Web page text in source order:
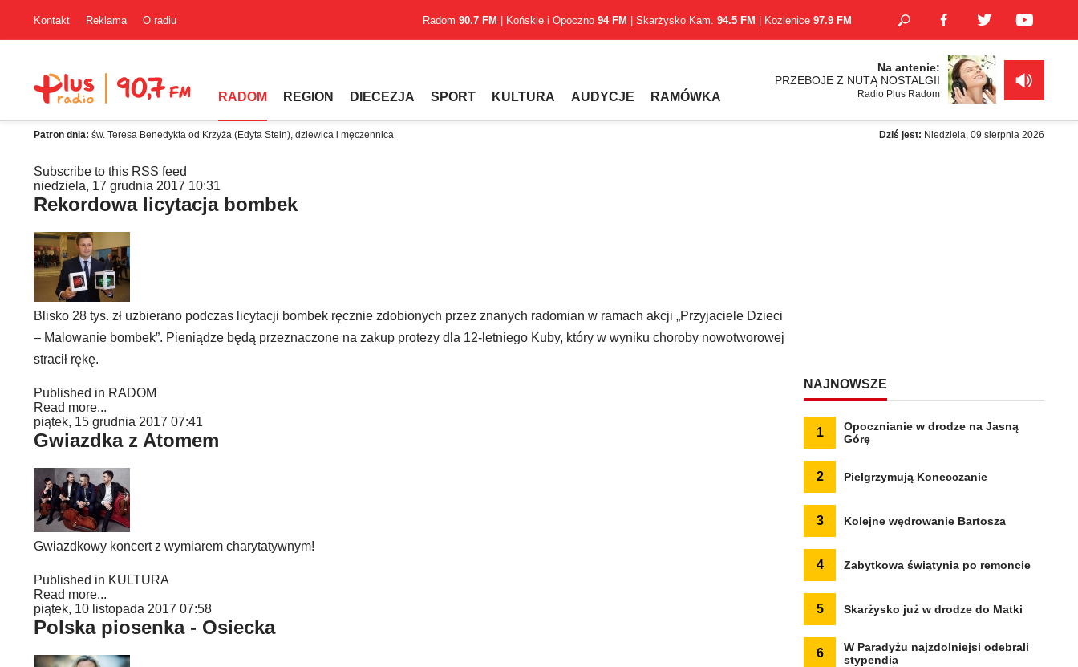
Kontakt Reklama O radiu Radom 90.7 FM | Końskie i Opoczno 94 FM | Skarżysko Kam. 94.5 FM | Kozienice 97.9 FM
RADOM REGION DIECEZJA SPORT KULTURA AUDYCJE RAMÓWKA
Na antenie:
PRZEBOJE Z NUTĄ NOSTALGII
Radio Plus Radom
Patron dnia: św. Teresa Benedykta od Krzyża (Edyta Stein), dziewica i męczennica Dziś jest: Niedziela, 09 sierpnia 2026
Subscribe to this RSS feed
niedziela, 17 grudnia 2017 10:31
Rekordowa licytacja bombek
Blisko 28 tys. zł uzbierano podczas licytacji bombek ręcznie zdobionych przez znanych radomian w ramach akcji „Przyjaciele Dzieci
– Malowanie bombek”. Pieniądze będą przeznaczone na zakup protezy dla 12-letniego Kuby, który w wyniku choroby nowotworowej
stracił rękę.
Published in RADOM
Read more...
piątek, 15 grudnia 2017 07:41
Gwiazdka z Atomem
Gwiazdkowy koncert z wymiarem charytatywnym!
Published in KULTURA
Read more...
piątek, 10 listopada 2017 07:58
Polska piosenka - Osiecka
NAJNOWSZE
1
Opocznianie w drodze na Jasną
Górę
2 Pielgrzymują Konecczanie
3 Kolejne wędrowanie Bartosza
4 Zabytkowa świątynia po remoncie
5 Skarżysko już w drodze do Matki
6
W Paradyżu najzdolniejsi odebrali
stypendia